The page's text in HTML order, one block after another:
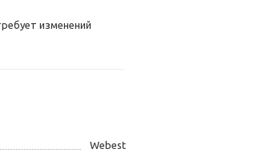
изменений
Webest